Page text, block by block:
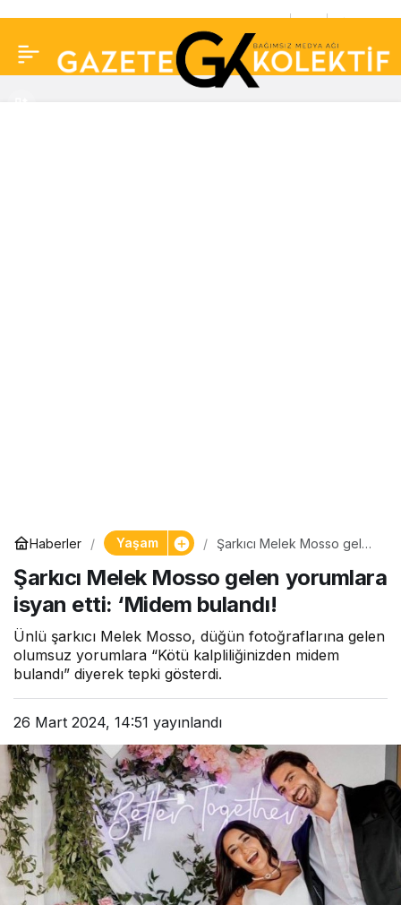
Haberler Yaşam
Şarkıcı Melek Mosso gelen
‘Midem bulandı!
Şarkıcı Melek Mosso gelen yorumlara
isyan etti: ‘Midem bulandı!
Ünlü şarkıcı Melek Mosso, düğün fotoğraflarına gelen
olumsuz yorumlara “Kötü kalpliliğinizden midem
bulandı” diyerek tepki gösterdi.
26 Mart 2024, 14:51 yayınlandı
yeni aşkı Güçlü Mete